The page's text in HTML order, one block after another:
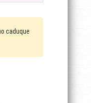
caduque